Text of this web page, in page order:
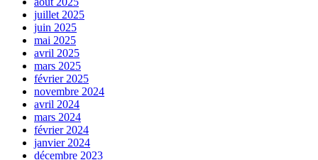
juillet 2025
juin 2025
mai 2025
avril 2025
mars 2025
février 2025
novembre 2024
avril 2024
mars 2024
février 2024
janvier 2024
décembre 2023